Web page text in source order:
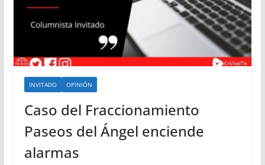
INVITADO OPINIÓN
Caso del Fraccionamiento
Paseos del Ángel enciende
alarmas